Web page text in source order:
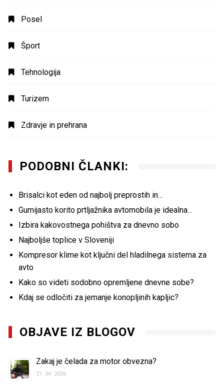
Posel
Šport
Tehnologija
Turizem
Zdravje in prehrana
PODOBNI ČLANKI:
Brisalci kot eden od najbolj preprostih in…
Gumijasto korito prtljažnika avtomobila je idealna…
Izbira kakovostnega pohištva za dnevno sobo
Najboljše toplice v Sloveniji
Kompresor klime kot ključni del hladilnega sistema za
avto
Kako so videti sodobno opremljene dnevne sobe?
Kdaj se odločiti za jemanje konopljinih kapljic?
OBJAVE IZ BLOGOV
Zakaj je čelada za motor obvezna?
21. 04. 2026